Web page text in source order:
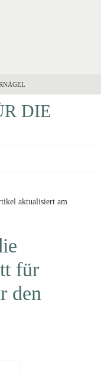
DIE
aktualisiert am
für
den